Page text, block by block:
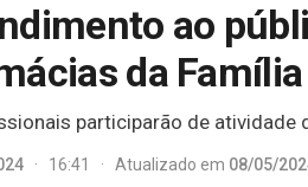
ao
da Família
participarão de atividade
· 16:41 · Atualizado em 08/05/